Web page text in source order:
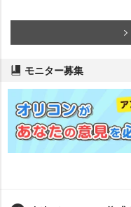
モニター募集